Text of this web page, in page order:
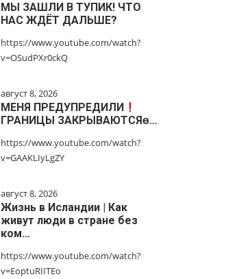
МЫ ЗАШЛИ В ТУПИК! ЧТО
НАС ЖДЁТ ДАЛЬШЕ?
https://www.youtube.com/watch?
v=OSudPXr0ckQ
август 8, 2026
МЕНЯ ПРЕДУПРЕДИЛИ
ГРАНИЦЫ ЗАКРЫВАЮТСЯɵ…
https://www.youtube.com/watch?
v=GAAKLIyLgZY
август 8, 2026
Жизнь в Исландии | Как
живут люди в стране без
ком…
https://www.youtube.com/watch?
v=EoptuRIITEo